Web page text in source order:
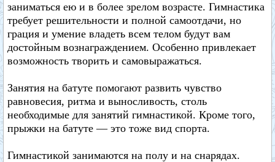
заниматься ею и в более зрелом возрасте. Гимнастика
требует решительности и полной самоотдачи, но
грация и умение владеть всем телом будут вам
достойным вознаграждением. Особенно привлекает
возможность творить и самовыражаться.
Занятия на батуте помогают развить чувство
равновесия, ритма и выносливость, столь
необходимые для занятий гимнастикой. Кроме того,
прыжки на батуте — это тоже вид спорта.
Гимнастикой занимаются на полу и на снарядах.